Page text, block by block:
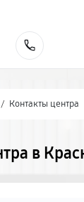
/ Контакты центра
в